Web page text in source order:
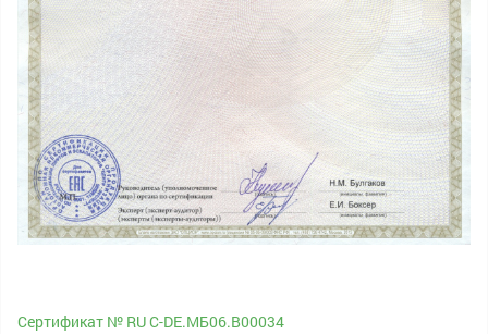
Cертификат № RU С-DE.МБ06.В00034